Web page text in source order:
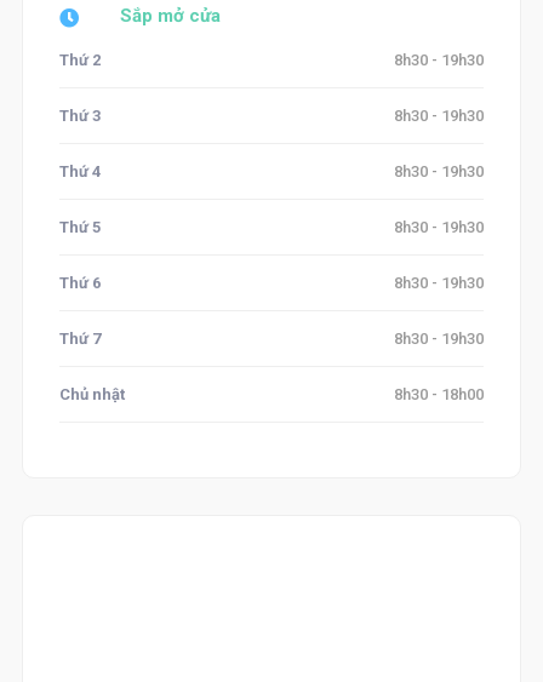
Sắp mở cửa
Thứ 2 8h30 - 19h30
Thứ 3 8h30 - 19h30
Thứ 4 8h30 - 19h30
Thứ 5 8h30 - 19h30
Thứ 6 8h30 - 19h30
Thứ 7 8h30 - 19h30
Chủ nhật 8h30 - 18h00